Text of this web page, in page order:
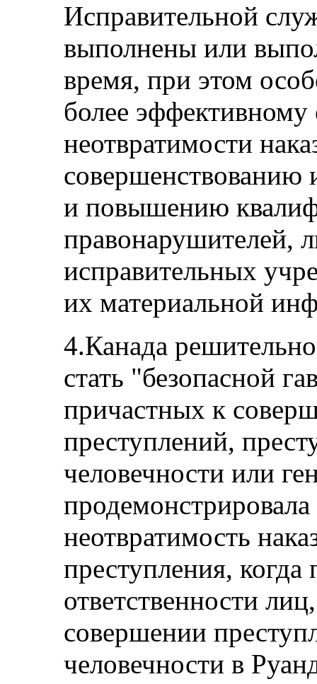
Исправительной
выполнены или
время, при этом
более
неотвратимости
совершенствованию
и повышению
правонарушителей,
исправительных
их материальной
4.Канада
стать "безопасной
причастных к
преступлений,
человечности или
неотвратимость
преступления, когда
ответственности
совершении
человечности в